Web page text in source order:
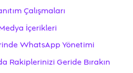
Çalışmaları
İçerikleri
WhatsApp Yönetimi
Rakiplerinizi Geride Bırakın